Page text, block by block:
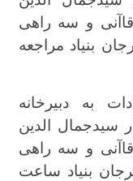
و سه راهی
بنیاد مراجعه
به دبیرخانه
سیدجمال الدین
و سه راهی
بنیاد ساعت